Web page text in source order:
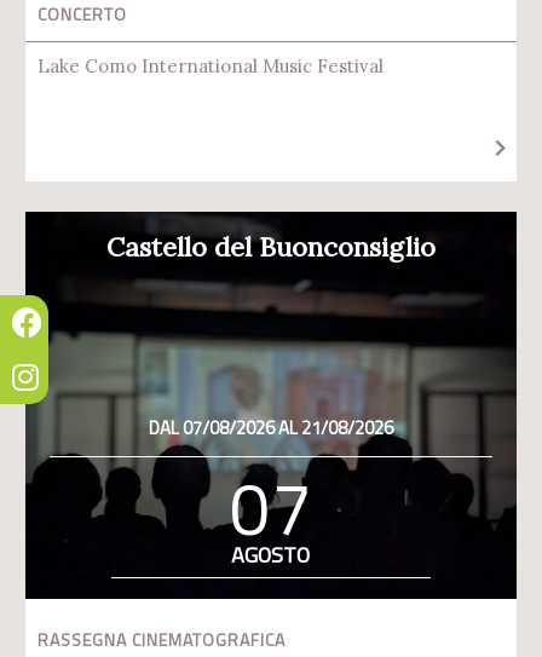
CONCERTO
Lake Como International Music Festival
Castello del Buonconsiglio
DAL 07/08/2026 AL 21/08/2026
07
AGOSTO
RASSEGNA CINEMATOGRAFICA